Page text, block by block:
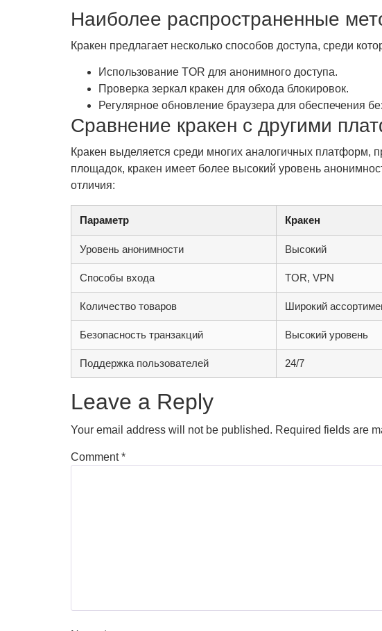
Наиболее распространенные
Кракен предлагает несколько способов доступа, среди
Использование TOR для анонимного доступа.
Проверка зеркал кракен для обхода блокировок.
Регулярное обновление браузера для обеспечения
Сравнение кракен с другими
Кракен выделяется среди многих аналогичных платформ,
площадок, кракен имеет более высокий уровень
отличия:
Параметр Кракен
Уровень анонимности Высокий
Способы входа TOR, VPN
Количество товаров Широкий
Безопасность транзакций Высокий уровень
Поддержка пользователей 24/7
Leave a Reply
Your email address will not be published. Required fields are
Comment*